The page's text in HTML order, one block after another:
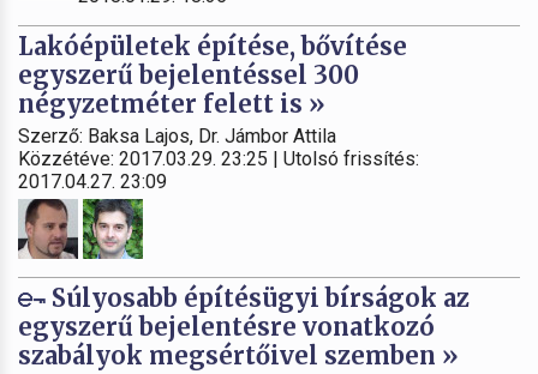
Lakóépületek építése, bővítése
egyszerű bejelentéssel 300
négyzetméter felett is »
Szerző: Baksa Lajos, Dr. Jámbor Attila
Közzétéve: 2017.03.29. 23:25 | Utolsó frissítés:
2017.04.27. 23:09
Súlyosabb építésügyi bírságok az
egyszerű bejelentésre vonatkozó
szabályok megsértőivel szemben »